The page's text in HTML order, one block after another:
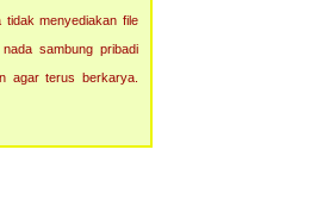
menyediakan file
sambung pribadi
agar terus berkarya.